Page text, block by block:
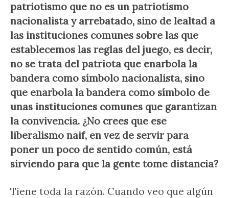
patriotismo que no es un patriotismo
nacionalista y arrebatado, sino de lealtad a
las instituciones comunes sobre las que
establecemos las reglas del juego, es decir,
no se trata del patriota que enarbola la
bandera como símbolo nacionalista, sino
que enarbola la bandera como símbolo de
unas instituciones comunes que garantizan
la convivencia. ¿No crees que ese
liberalismo naif, en vez de servir para
poner un poco de sentido común, está
sirviendo para que la gente tome distancia?
Tiene toda la razón. Cuando veo que algún